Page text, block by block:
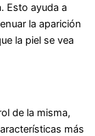
Esto ayuda a
la aparición
la piel se vea
de la misma,
más